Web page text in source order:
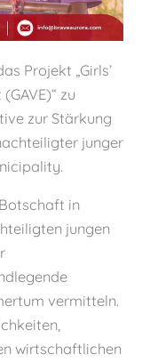
Projekt „Girls’
zu
zur Stärkung
junger
in
jungen
vermitteln.
wirtschaftlichen